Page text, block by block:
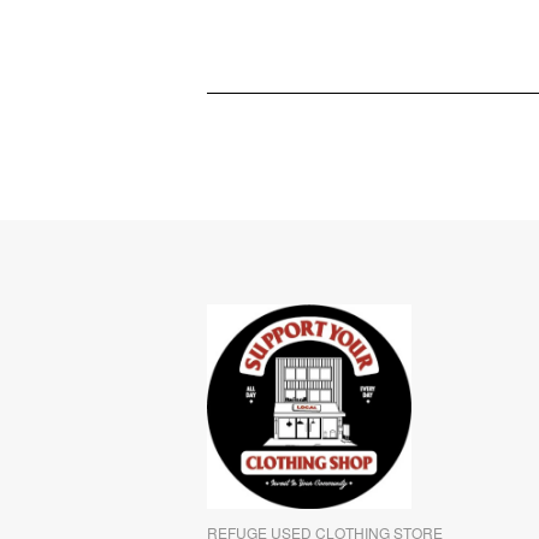
REFUGE USED CLOTHING STORE